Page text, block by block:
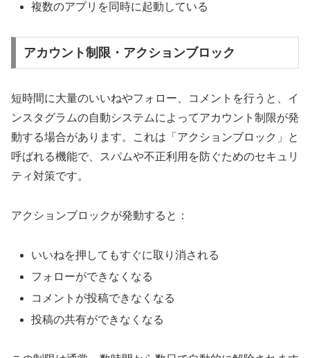
複数のアプリを同時に起動している
アカウント制限・アクションブロック
短時間に大量のいいねやフォロー、コメントを行うと、イ
ンスタグラムの自動システムによってアカウント制限が発
動する場合があります。これは「アクションブロック」と
呼ばれる機能で、スパムや不正利用を防ぐためのセキュリ
ティ対策です。
アクションブロックが発動すると：
いいねを押してもすぐに取り消される
フォローができなくなる
コメントが投稿できなくなる
投稿の共有ができなくなる